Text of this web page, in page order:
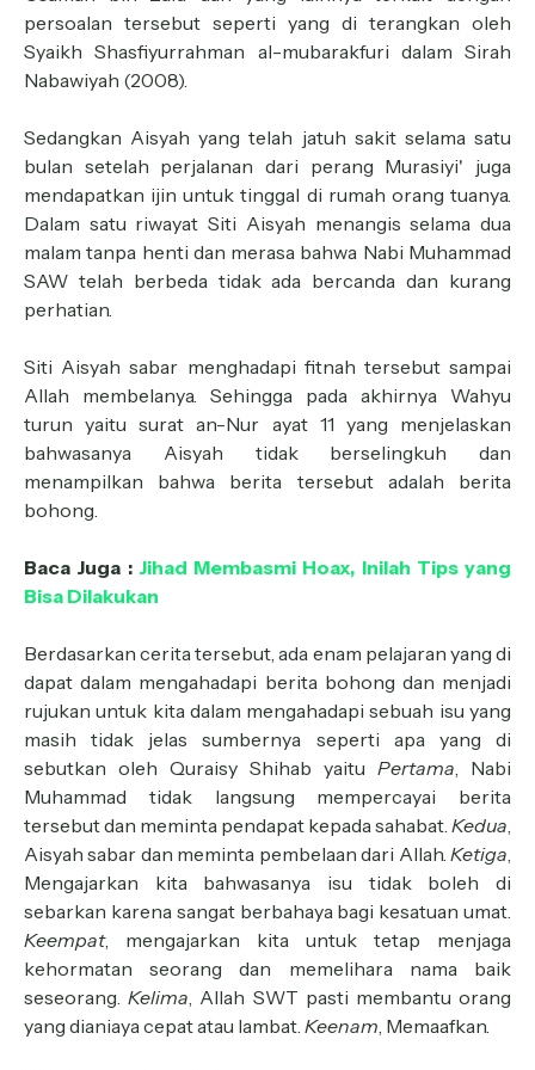
persoalan tersebut seperti yang di terangkan oleh
Syaikh Shasfiyurrahman al-mubarakfuri dalam Sirah
Nabawiyah (2008).
Sedangkan Aisyah yang telah jatuh sakit selama satu
bulan setelah perjalanan dari perang Murasiyi' juga
mendapatkan ijin untuk tinggal di rumah orang tuanya.
Dalam satu riwayat Siti Aisyah menangis selama dua
malam tanpa henti dan merasa bahwa Nabi Muhammad
SAW telah berbeda tidak ada bercanda dan kurang
perhatian.
Siti Aisyah sabar menghadapi fitnah tersebut sampai
Allah membelanya. Sehingga pada akhirnya Wahyu
turun yaitu surat an-Nur ayat 11 yang menjelaskan
bahwasanya Aisyah tidak berselingkuh dan
menampilkan bahwa berita tersebut adalah berita
bohong.
Baca Juga : Jihad Membasmi Hoax, Inilah Tips yang
Bisa Dilakukan
Berdasarkan cerita tersebut, ada enam pelajaran yang di
dapat dalam mengahadapi berita bohong dan menjadi
rujukan untuk kita dalam mengahadapi sebuah isu yang
masih tidak jelas sumbernya seperti apa yang di
sebutkan oleh Quraisy Shihab yaitu Pertama, Nabi
Muhammad tidak langsung mempercayai berita
tersebut dan meminta pendapat kepada sahabat. Kedua,
Aisyah sabar dan meminta pembelaan dari Allah. Ketiga,
Mengajarkan kita bahwasanya isu tidak boleh di
sebarkan karena sangat berbahaya bagi kesatuan umat.
Keempat, mengajarkan kita untuk tetap menjaga
kehormatan seorang dan memelihara nama baik
seseorang.Kelima, Allah SWT pasti membantu orang
yang dianiaya cepat atau lambat. Keenam, Memaafkan.